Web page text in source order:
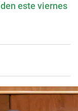
Vasco
este viernes